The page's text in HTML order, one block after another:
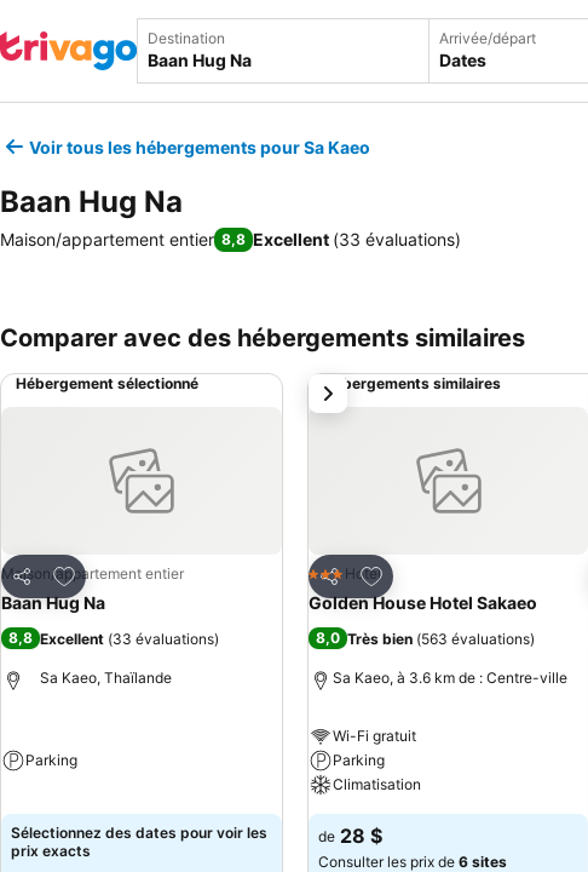
Destination Arrivée/départ
Dates
Voir tous les hébergements pour Sa Kaeo
Baan Hug Na
Maison/appartement entier 8,8 Excellent (33 évaluations)
Comparer avec des hébergements similaires
Hébergement sélectionné
Partager
Ajouter à mes favoris
Maison/appartement entier
Baan Hug Na
8,8 Excellent (33 évaluations)
Sa Kaeo, Thaïlande
Parking
Sélectionnez des dates pour voir les
prix exacts
Hébergements similaires
Partager
Ajouter à mes favoris
3 ÉtoilesHotel
Golden House Hotel Sakaeo
8,0 Très bien (563 évaluations)
Sa Kaeo, à 3.6 km de : Centre-ville
Wi-Fi gratuit
Parking
Climatisation
de 28 $
Consulter les prix de 6 sites
suivant